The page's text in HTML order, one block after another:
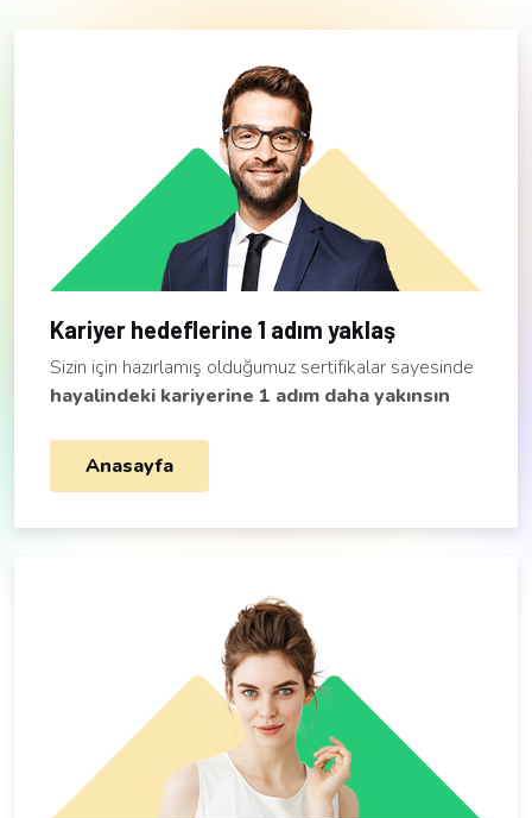
Kariyer hedeflerine 1 adım yaklaş
Sizin için hazırlamış olduğumuz sertifikalar sayesinde
hayalindeki kariyerine 1 adım daha yakınsın
Anasayfa